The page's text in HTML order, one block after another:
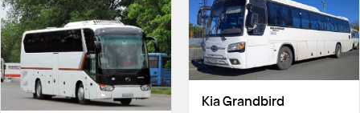
Kia Grandbird